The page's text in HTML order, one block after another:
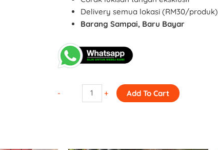
Delivery semua lokasi (RM30/produk)
Barang Sampai, Baru Bayar
- + Add To Cart